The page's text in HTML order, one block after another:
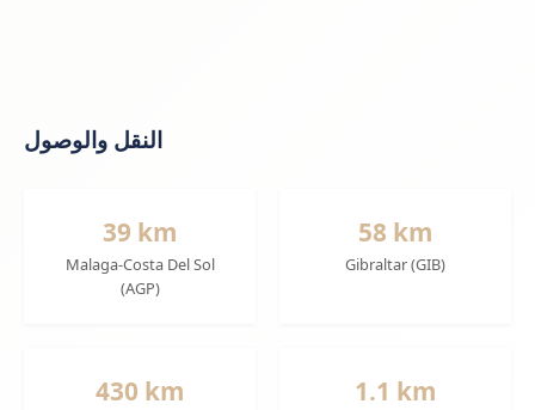
النقل والوصول
39 km
Malaga-Costa Del Sol
(AGP)
58 km
Gibraltar (GIB)
430 km 1.1 km